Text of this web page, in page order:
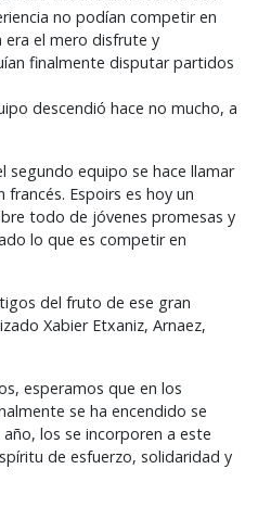
no podían competir en
era el mero disfrute y
finalmente disputar partidos
descendió hace no mucho, a
segundo equipo se hace llamar
Espoirs es hoy un
todo de jóvenes promesas y
lo que es competir en
del fruto de ese gran
Xabier Etxaniz, Arnaez,
esperamos que en los
se ha encendido se
los se incorporen a este
de esfuerzo, solidaridad y